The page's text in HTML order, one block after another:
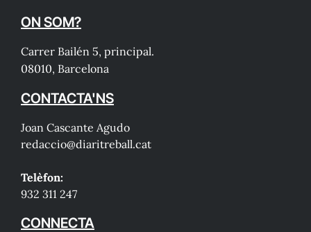
ON SOM?
Carrer Bailén 5, principal.
08010, Barcelona
CONTACTA'NS
Joan Cascante Agudo
redaccio@diaritreball.cat
Telèfon:
932 311 247
CONNECTA